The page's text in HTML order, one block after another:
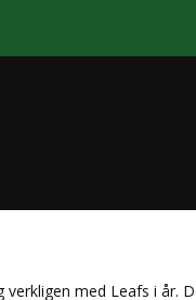
verkligen med Leafs i år.